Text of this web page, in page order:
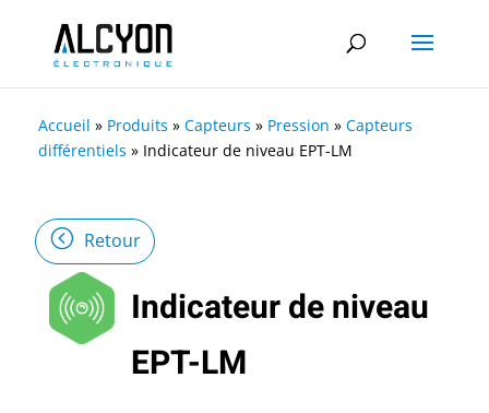
Accueil » Produits » Capteurs » Pression » Capteurs
différentiels » Indicateur de niveau EPT-LM
Retour
Indicateur de niveau
EPT-LM